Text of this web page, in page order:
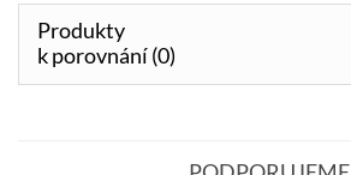
Produkty
k porovnání (0)